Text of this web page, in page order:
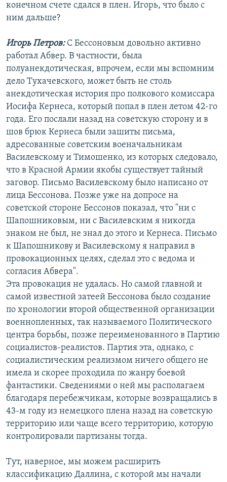
конечном счете сдался в плен. Игорь, что было с
ним дальше?
Игорь Петров:С Бессоновым довольно активно
работал Абвер. В частности, была
полуанекдотическая, впрочем, если мы вспомним
дело Тухачевского, может быть не столь
анекдотическая история про полкового комиссара
Иосифа Кернеса, который попал в плен летом 42-го
года. Его послали назад на советскую сторону и в
шов брюк Кернеса были зашиты письма,
адресованные советским военачальникам
Василевскому и Тимошенко, из которых следовало,
что в Красной Армии якобы существует тайный
заговор. Письмо Василевскому было написано от
лица Бессонова. Позже уже на допросе на
советской стороне Бессонов показал, что "ни с
Шапошниковым, ни с Василевским я никогда
знаком не был, не знал до этого и Кернеса. Письмо
к Шапошникову и Василевскому я направил в
провокационных целях, сделал это с ведома и
согласия Абвера".
Эта провокация не удалась. Но самой главной и
самой известной затеей Бессонова было создание
по хронологии второй общественной организации
военнопленных, так называемого Политического
центра борьбы, позже переименованного в Партию
социалистов-реалистов. Партия эта, однако, с
социалистическим реализмом ничего общего не
имела и скорее проходила по жанру боевой
фантастики. Сведениями о ней мы располагаем
благодаря перебежчикам, которые возвращались в
43-м году из немецкого плена назад на советскую
территорию или чаще всего территорию, которую
контролировали партизаны тогда.
Тут, наверное, мы можем расширить
классификацию Даллина, с которой мы начали